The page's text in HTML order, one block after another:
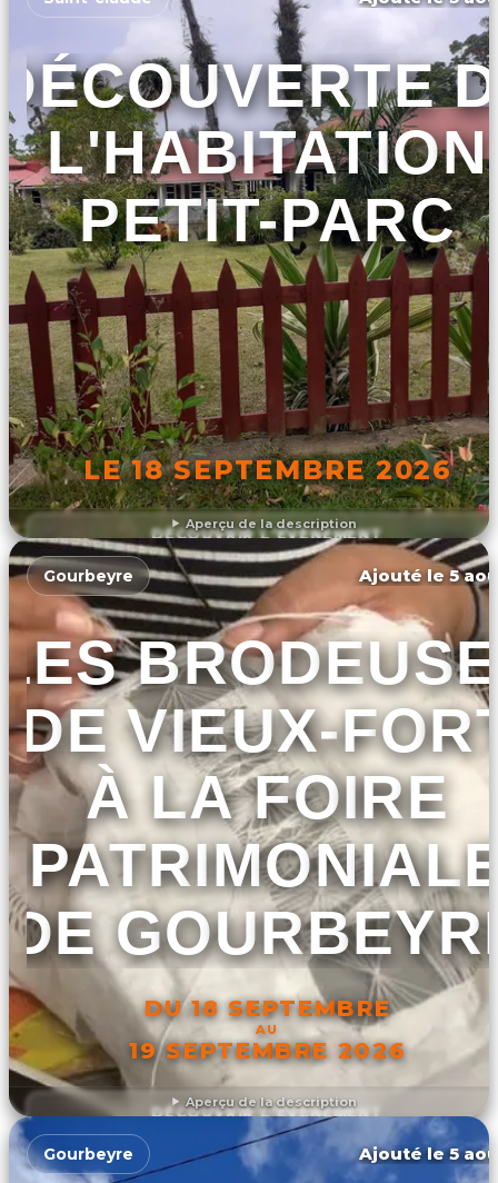
Aperçu de la description
L'HABITATION
PETIT-PARC
LE 18 SEPTEMBRE 2026
DÉCOUVRIR L'ÉVÉNEMENT
Aperçu de la description
Gourbeyre Ajouté le 5
DE VIEUX-
À LA FOIRE
DE
DU 18 SEPTEMBRE
AU
19 SEPTEMBRE 2026
DÉCOUVRIR L'ÉVÉNEMENT
Gourbeyre Ajouté le 5